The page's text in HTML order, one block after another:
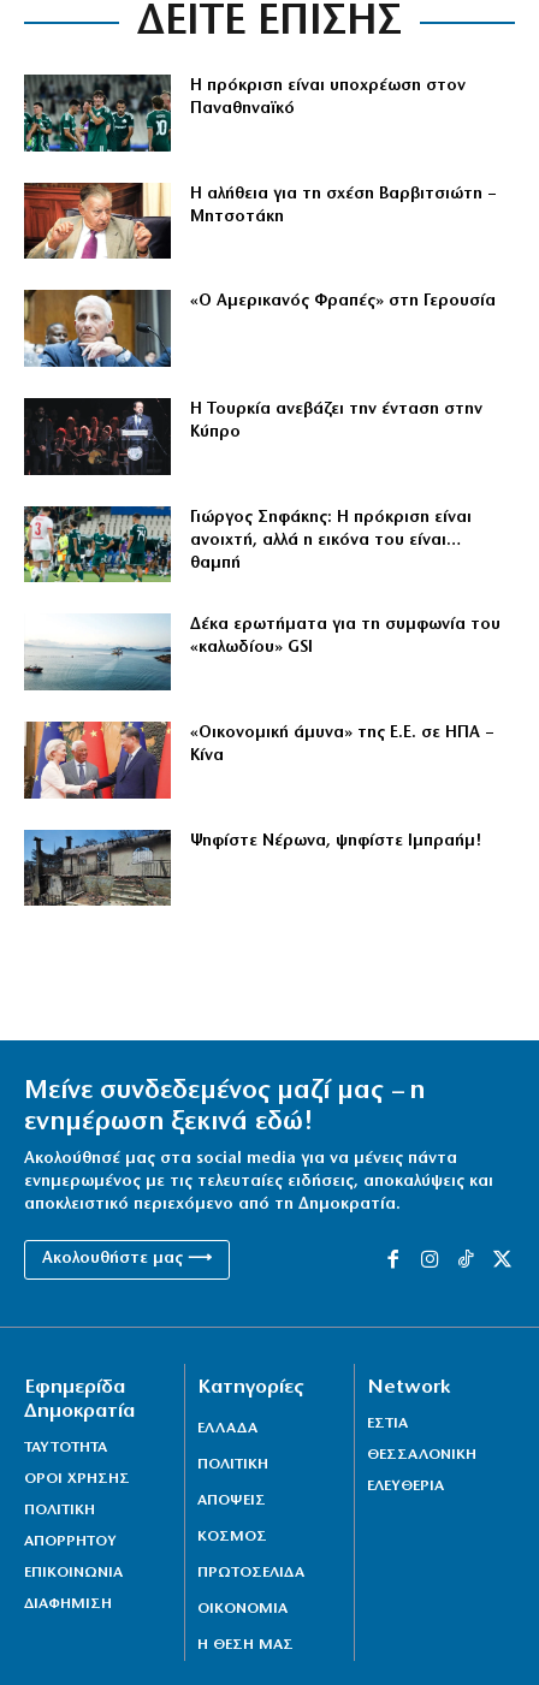
ΔΕΙΤΕ ΕΠΙΣΗΣ
Η πρόκριση είναι υποχρέωση στον
Παναθηναϊκό
Η αλήθεια για τη σχέση Βαρβιτσιώτη –
Μητσοτάκη
«Ο Αμερικανός Φραπές» στη Γερουσία
Η Τουρκία ανεβάζει την ένταση στην
Κύπρο
Γιώργος Σηφάκης: Η πρόκριση είναι
ανοιχτή, αλλά η εικόνα του είναι…
θαμπή
Δέκα ερωτήματα για τη συμφωνία του
«καλωδίου» GSI
«Οικονομική άμυνα» της Ε.Ε. σε ΗΠΑ –
Κίνα
Ψηφίστε Νέρωνα, ψηφίστε Ιμπραήμ!
Μείνε συνδεδεμένος μαζί μας – η
ενημέρωση ξεκινά εδώ!
Ακολούθησέ μας στα social media για να μένεις πάντα
ενημερωμένος με τις τελευταίες ειδήσεις, αποκαλύψεις και
αποκλειστικό περιεχόμενο από τη Δημοκρατία.
Ακολουθήστε μας ⟶
Εφημερίδα
Δημοκρατία
ΤΑΥΤΟΤΗΤΑ
ΟΡΟΙ ΧΡΗΣΗΣ
ΠΟΛΙΤΙΚΗ
ΑΠΟΡΡΗΤΟΥ
ΕΠΙΚΟΙΝΩΝΙΑ
ΔΙΑΦΗΜΙΣΗ
Κατηγορίες
ΕΛΛΑΔΑ
ΠΟΛΙΤΙΚΗ
ΑΠΟΨΕΙΣ
ΚΟΣΜΟΣ
ΠΡΩΤΟΣΕΛΙΔΑ
ΟΙΚΟΝΟΜΙΑ
Η ΘΕΣΗ ΜΑΣ
Network
ΕΣΤΙΑ
ΘΕΣΣΑΛΟΝΙΚΗ
ΕΛΕΥΘΕΡΙΑ